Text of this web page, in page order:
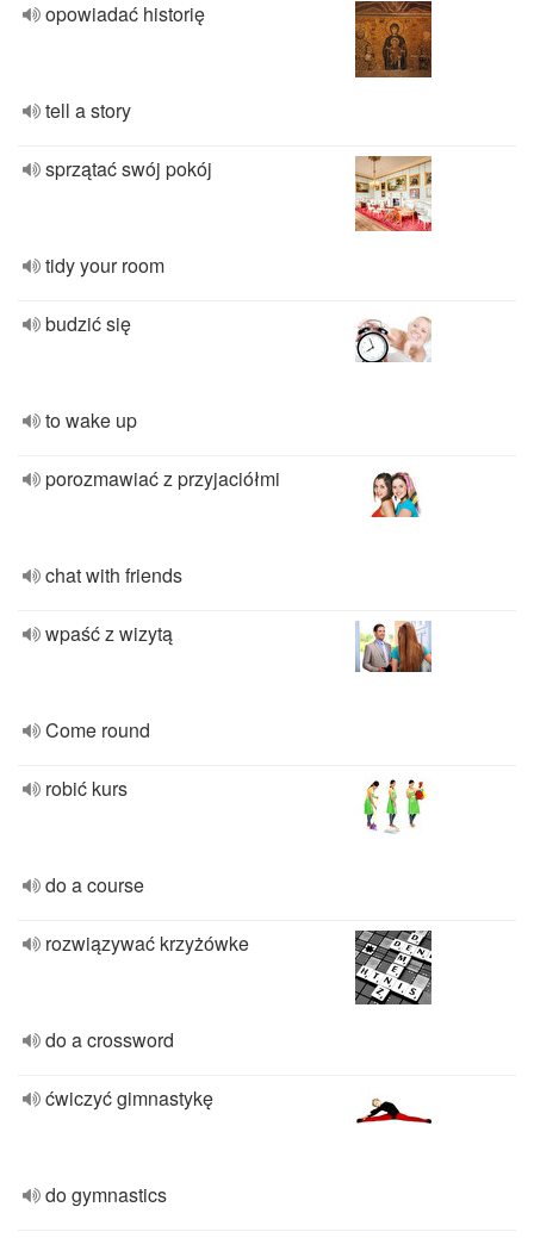
opowiadać historię
tell a story
sprzątać swój pokój
tidy your room
budzić się
to wake up
porozmawiać z przyjaciółmi
chat with friends
wpaść z wizytą
Come round
robić kurs
do a course
rozwiązywać krzyżówke
do a crossword
ćwiczyć gimnastykę
do gymnastics